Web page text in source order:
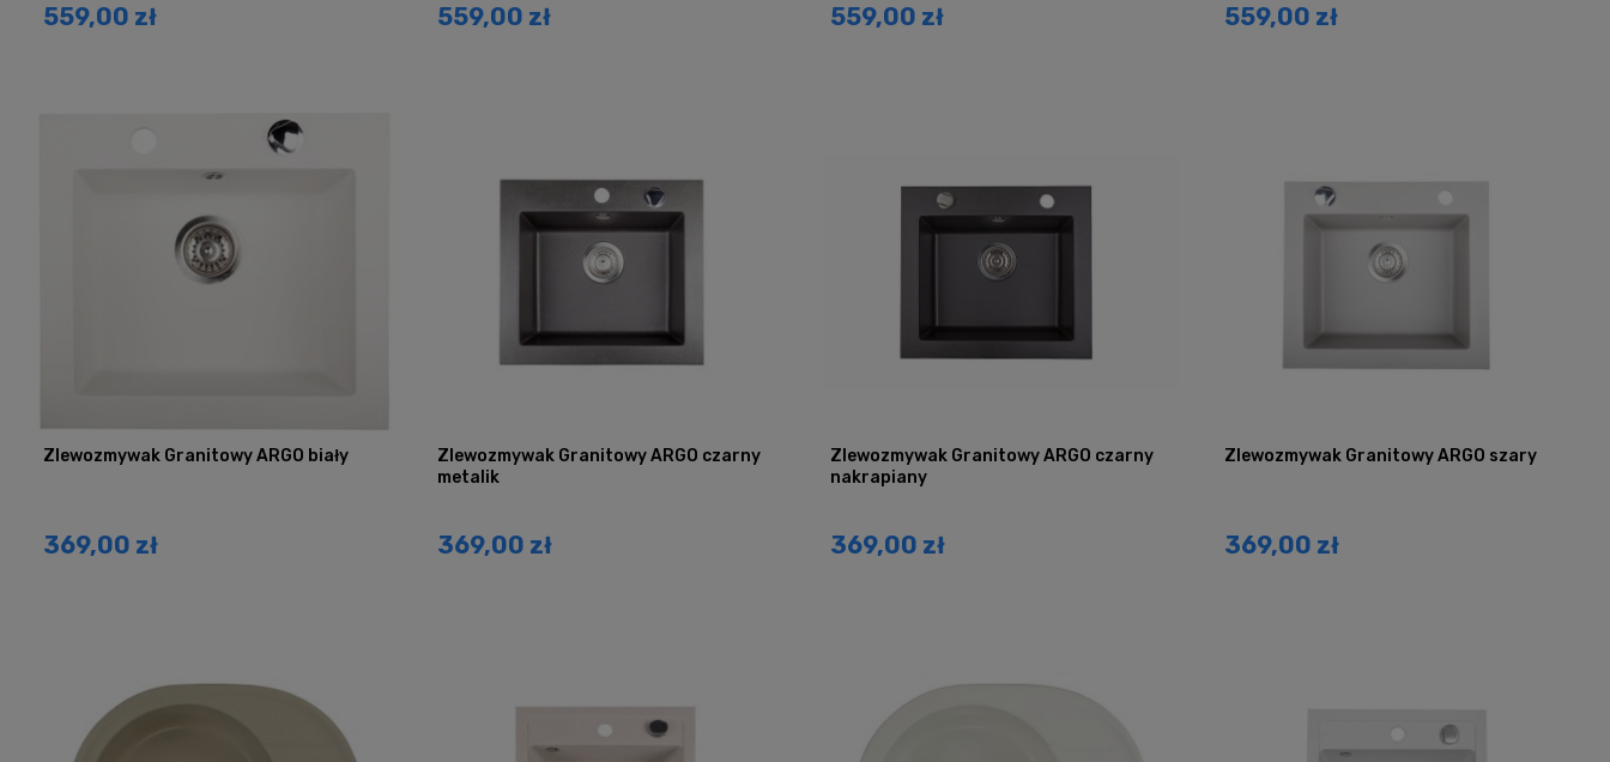
559,00 zł 559,00 zł 559,00 zł 559,00 zł
Zlewozmywak Granitowy ARGO biały
369,00 zł
Zlewozmywak Granitowy ARGO czarny
metalik
369,00 zł
Zlewozmywak Granitowy ARGO czarny
nakrapiany
369,00 zł
Zlewozmywak Granitowy ARGO szary
369,00 zł